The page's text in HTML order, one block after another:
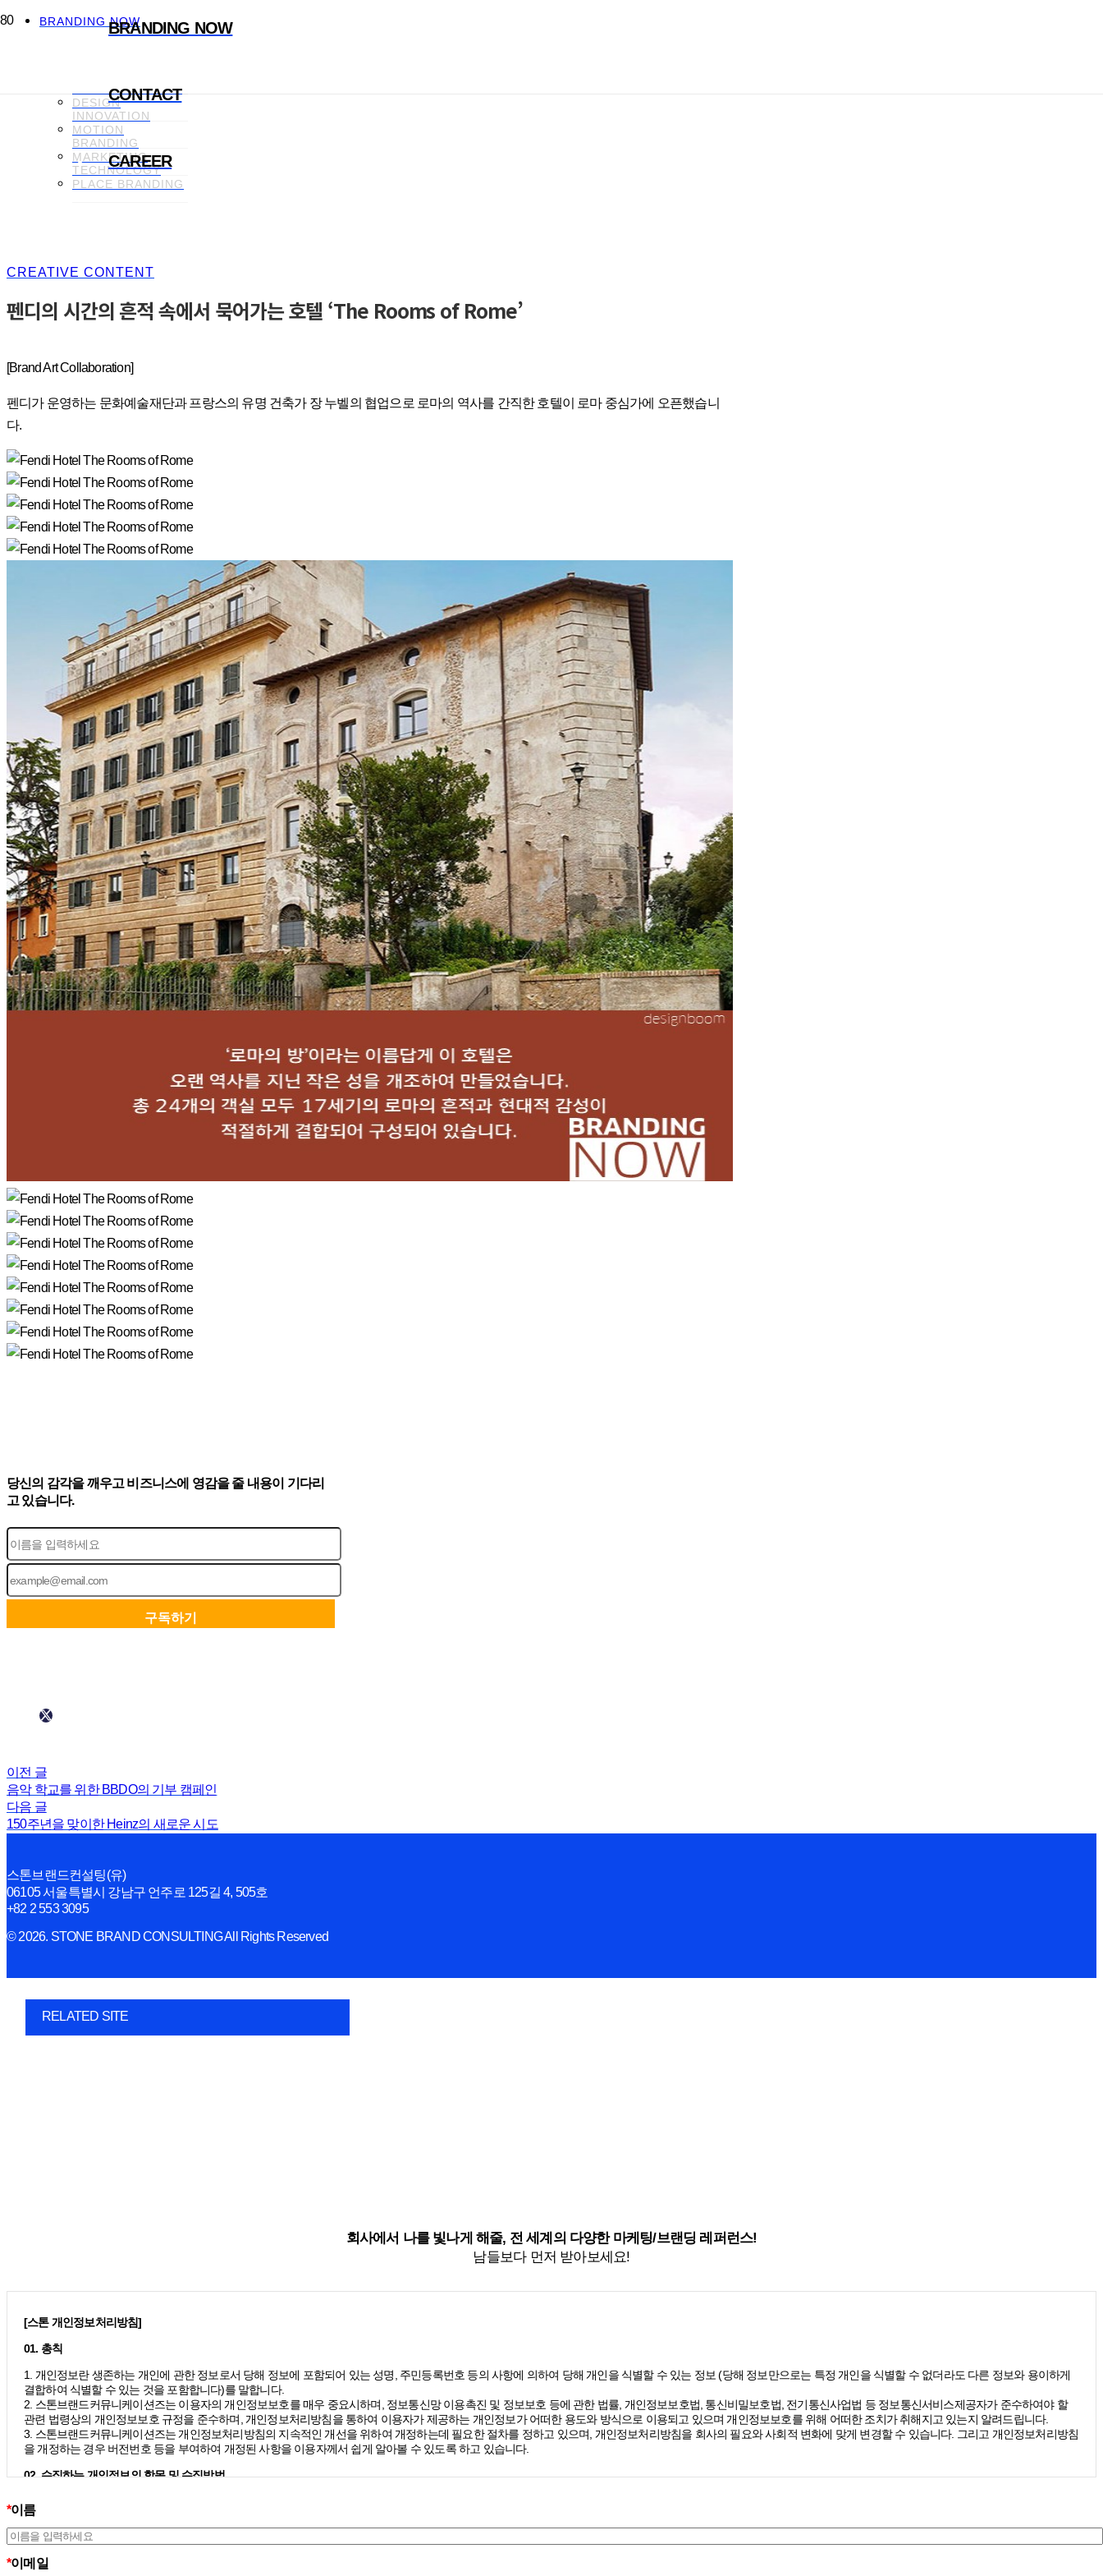
BRANDING NOW
CONTACT
CAREER
BRANDING NOW
COMMUNICATION
DESIGN
INNOVATION
MOTION
BRANDING
MARKETING
TECHNOLOGY
PLACE BRANDING
CREATIVE CONTENT
펜디의 시간의 흔적 속에서 묵어가는 호텔 ‘The Rooms of Rome’
[Brand Art Collaboration]
펜디가 운영하는 문화예술재단과 프랑스의 유명 건축가 장 누벨의 협업으로 로마의 역사를 간직한 호텔이 로마 중심가에 오픈했습니
다.
당신의 감각을 깨우고 비즈니스에 영감을 줄 내용이 기다리
고 있습니다.
이전 글
음악 학교를 위한 BBDO의 기부 캠페인
다음 글
150주년을 맞이한 Heinz의 새로운 시도
스톤브랜드컨설팅(유)
06105 서울특별시 강남구 언주로 125길 4, 505호
+82 2 553 3095
© 2026. STONE BRAND CONSULTING All Rights Reserved
RELATED SITE
회사에서 나를 빛나게 해줄, 전 세계의 다양한 마케팅/브랜딩 레퍼런스!
남들보다 먼저 받아보세요!
[스톤 개인정보처리방침]
01. 총칙
1. 개인정보란 생존하는 개인에 관한 정보로서 당해 정보에 포함되어 있는 성명, 주민등록번호 등의 사항에 의하여 당해 개인을 식별할 수 있는 정보 (당해 정보만으로는 특정 개인을 식별할 수 없더라도 다른 정보와 용이하게
결합하여 식별할 수 있는 것을 포함합니다)를 말합니다.
2. 스톤브랜드커뮤니케이션즈는 이용자의 개인정보보호를 매우 중요시하며, 정보통신망 이용촉진 및 정보보호 등에 관한 법률, 개인정보보호법, 통신비밀보호법, 전기통신사업법 등 정보통신서비스제공자가 준수하여야 할
관련 법령상의 개인정보보호 규정을 준수하며, 개인정보처리방침을 통하여 이용자가 제공하는 개인정보가 어떠한 용도와 방식으로 이용되고 있으며 개인정보보호를 위해 어떠한 조치가 취해지고 있는지 알려드립니다.
3. 스톤브랜드커뮤니케이션즈는 개인정보처리방침의 지속적인 개선을 위하여 개정하는데 필요한 절차를 정하고 있으며, 개인정보처리방침을 회사의 필요와 사회적 변화에 맞게 변경할 수 있습니다. 그리고 개인정보처리방침
을 개정하는 경우 버전번호 등을 부여하여 개정된 사항을 이용자께서 쉽게 알아볼 수 있도록 하고 있습니다.
02. 수집하는 개인정보의 항목 및 수집방법
모든 이용자는 스톤브랜드커뮤니케이션즈가 제공하는 서비스를 이용할 수 있고, 구독 신청을 통해 스톤브랜드커뮤니케이션즈의 다양한 서비스를 제공받을 수 있습니다. 그리고 이때 스톤브랜드커뮤니케이션즈는 다음의 원
칙 하에 이용자의 개인정보를 수집하고 있습니다.
1. 스톤브랜드커뮤니케이션즈는 서비스 제공에 필요한 최소한의 개인정보를 수집하고 있습니다.
– 필수정보의 수집 : 이름, 이메일
– 선택정보의 수집: 회사명, 부서, 직책/직급
*이름
*이메일